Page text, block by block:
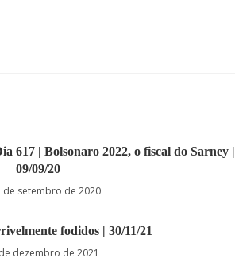
617 | Bolsonaro 2022, o fiscal do Sarney |
09/09/20
de setembro de 2020
fodidos | 30/11/21
dezembro de 2021